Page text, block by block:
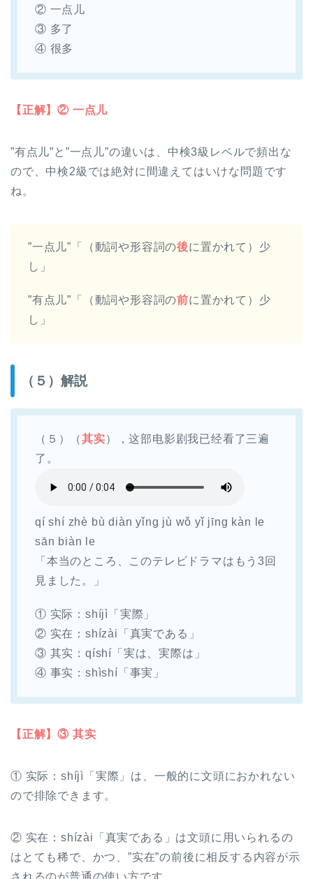
② 一点儿
③ 多了
④ 很多
【正解】② 一点儿
”有点儿”と”一点儿”の違いは、中検3級レベルで頻出な
ので、中検2級では絶対に間違えてはいけな問題です
ね。
”一点儿”「（動詞や形容詞の後に置かれて）少
し」
”有点儿”「（動詞や形容詞の前に置かれて）少
し」
（５）解説
（５）（其实），这部电影剧我已经看了三遍
了。
qí shí zhè bù diàn yǐng jù wǒ yǐ jīng kàn le
sān biàn le
「本当のところ、このテレビドラマはもう3回
見ました。」
① 实际：shíjì「実際」
② 实在：shízài「真実である」
③ 其实：qíshí「実は、実際は」
④ 事实：shìshí「事実」
【正解】③ 其实
① 实际：shíjì「実際」は、一般的に文頭におかれない
ので排除できます。
② 实在：shízài「真実である」は文頭に用いられるの
はとても稀で、かつ、”实在”の前後に相反する内容が示